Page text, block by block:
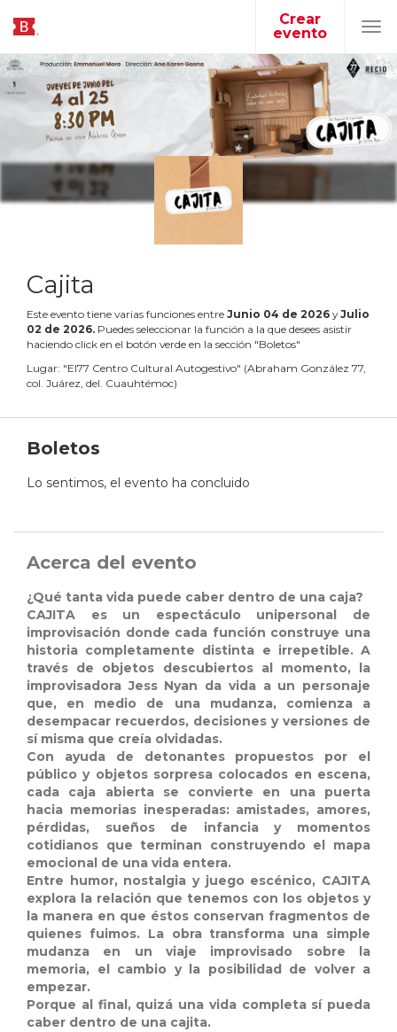
Crear
evento
Cajita
Este evento tiene varias funciones entre Junio 04 de 2026 yJulio
02 de 2026. Puedes seleccionar la función a la que desees asistir
haciendo click en el botón verde en la sección "Boletos"
Lugar: "El77 Centro Cultural Autogestivo" (Abraham González 77,
col. Juárez, del. Cuauhtémoc)
Boletos
Lo sentimos, el evento ha concluido
Acerca del evento
¿Qué tanta vida puede caber dentro de una caja?
CAJITA es un espectáculo unipersonal de
improvisación donde cada función construye una
historia completamente distinta e irrepetible. A
través de objetos descubiertos al momento, la
improvisadora Jess Nyan da vida a un personaje
que, en medio de una mudanza, comienza a
desempacar recuerdos, decisiones y versiones de
sí misma que creía olvidadas.
Con ayuda de detonantes propuestos por el
público y objetos sorpresa colocados en escena,
cada caja abierta se convierte en una puerta
hacia memorias inesperadas: amistades, amores,
pérdidas, sueños de infancia y momentos
cotidianos que terminan construyendo el mapa
emocional de una vida entera.
Entre humor, nostalgia y juego escénico, CAJITA
explora la relación que tenemos con los objetos y
la manera en que éstos conservan fragmentos de
quienes fuimos. La obra transforma una simple
mudanza en un viaje improvisado sobre la
memoria, el cambio y la posibilidad de volver a
empezar.
Porque al final, quizá una vida completa sí pueda
caber dentro de una cajita.